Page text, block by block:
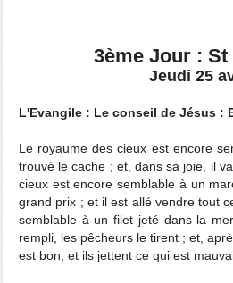
3ème Jour :
Jeudi 25
L'Evangile : Le conseil de Jésus :
Le royaume des cieux est encore
trouvé le cache ; et, dans sa joie, il
cieux est encore semblable à un
grand prix ; et il est allé vendre tout
semblable à un filet jeté dans la
rempli, les pêcheurs le tirent ; et,
est bon, et ils jettent ce qui est